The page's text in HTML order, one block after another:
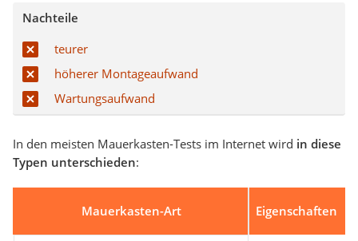
Nachteile
teurer
höherer Montageaufwand
Wartungsaufwand
In den meisten Mauerkasten-Tests im Internet wird in diese
Typen unterschieden:
Mauerkasten-Art Eigenschaften